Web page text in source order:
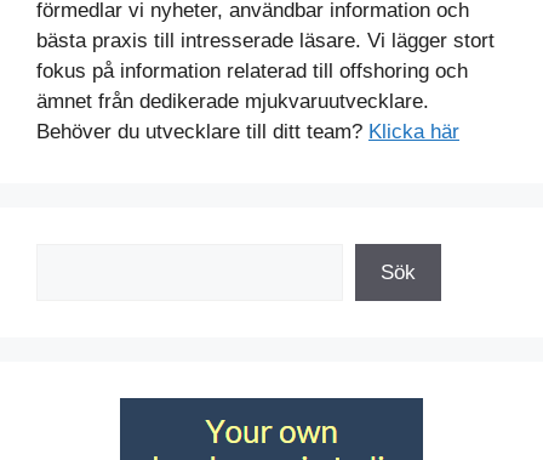
förmedlar vi nyheter, användbar information och
bästa praxis till intresserade läsare. Vi lägger stort
fokus på information relaterad till offshoring och
ämnet från dedikerade mjukvaruutvecklare.
Behöver du utvecklare till ditt team? Klicka här
Sök